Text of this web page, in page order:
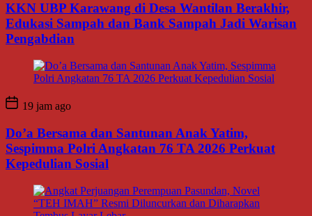
KKN UBP Karawang di Desa Wantilan Berakhir,
Edukasi Sampah dan Bank Sampah Jadi Warisan
Pengabdian
19 jam ago
Do’a Bersama dan Santunan Anak Yatim,
Sespimma Polri Angkatan 76 TA 2026 Perkuat
Kepedulian Sosial